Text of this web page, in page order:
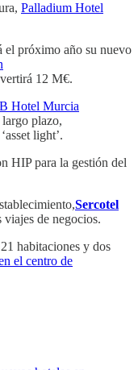
Palladium Hotel
el próximo año su nuevo
12 M€.
Hotel Murcia
plazo,
light’.
HIP para la gestión del
Sercotel
viajes de negocios.
habitaciones y dos
el centro de